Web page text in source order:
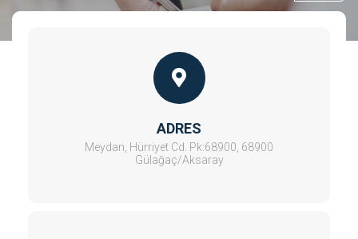
ADRES
Meydan, Hürriyet Cd. Pk:68900, 68900
Gülağaç/Aksaray